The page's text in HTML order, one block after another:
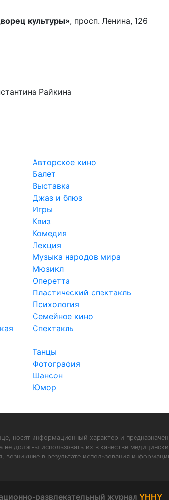
культуры», просп. Ленина, 126
Райкина
Авторское кино
Балет
Выставка
Джаз и блюз
Игры
Квиз
Комедия
Лекция
Музыка народов мира
Мюзикл
Оперетта
Пластический спектакль
Психология
Семейное кино
Спектакль
Танцы
Фотография
Шансон
Юмор
носят информационный характер и
не должны использовать их в качестве
возникшие в результате использования
развлекательный журнал YHHY